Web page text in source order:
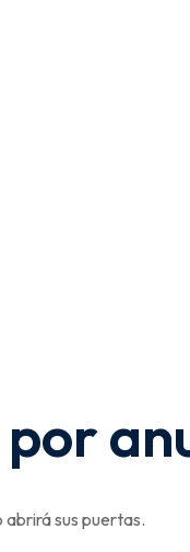
por
sus puertas.